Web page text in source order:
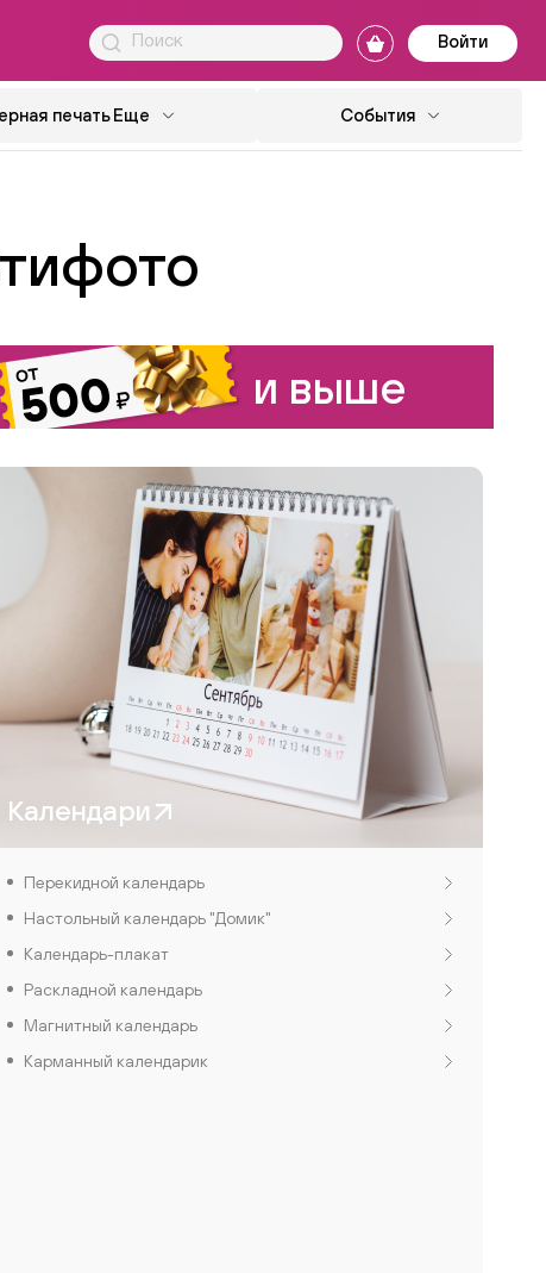
Войти
печать Еще События
и выше
Календари
Перекидной календарь
Настольный календарь "Домик"
Календарь-плакат
Раскладной календарь
Магнитный календарь
Карманный календарик